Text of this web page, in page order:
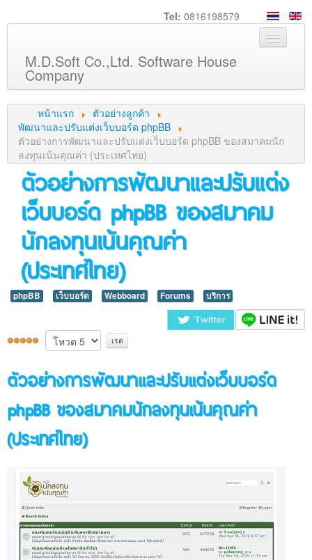
Tel: 0816198579
M.D.Soft Co.,Ltd. Software House
Company
หน้าหลัก
เกี่ยวกับเรา
บริการ
สินค้า
ความรู้
ลูกค้า
ภาพกิจกรรม
ร่วมงานกับเรา
ช่วยเหลือ
หน้าแรก
ตัวอย่างลูกค้า
พัฒนาและปรับแต่งเว็บบอร์ด phpBB
ตัวอย่างการพัฒนาและปรับแต่งเว็บบอร์ด phpBB ของสมาคมนัก
ลงทุนเน้นคุณค่า (ประเทศไทย)
ตัวอย่างการพัฒนาและปรับแต่ง
เว็บบอร์ด phpBB ของสมาคม
นักลงทุนเน้นคุณค่า
(ประเทศไทย)
phpBB เว็บบอร์ด Webboard Forums บริการ
ตัวอย่างการพัฒนาและปรับแต่งเว็บบอร์ด
phpBB ของสมาคมนักลงทุนเน้นคุณค่า
(ประเทศไทย)